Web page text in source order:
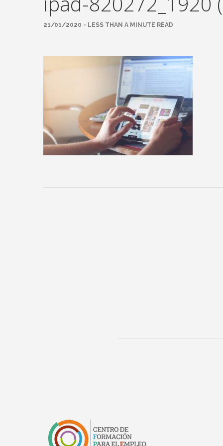
21/01/2020 - LESS THAN A MINUTE READ